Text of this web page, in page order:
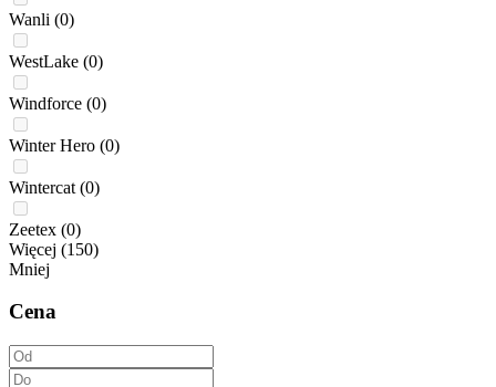
Wanli (0)
WestLake (0)
Windforce (0)
Winter Hero (0)
Wintercat (0)
Zeetex (0)
Więcej (150)
Mniej
Cena